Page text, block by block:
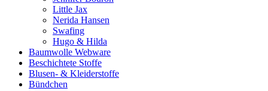
Little Jax
Nerida Hansen
Swafing
Hugo & Hilda
Baumwolle Webware
Beschichtete Stoffe
Blusen- & Kleiderstoffe
Bündchen